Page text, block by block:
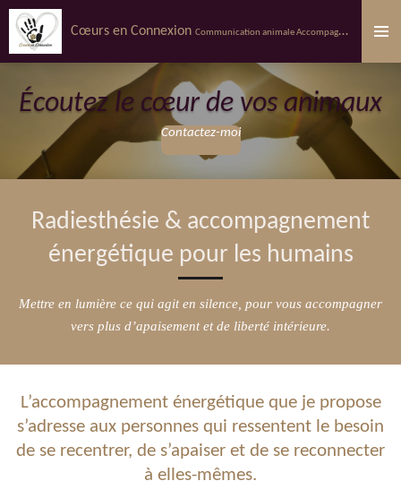
Passer
au
contenu
principal
Cœurs en Connexion Communication animale Accompagnement
Écoutez le cœur de vos animaux
Contactez-moi
Radiesthésie & accompagnement
énergétique pour les humains
Mettre en lumière ce qui agit en silence, pour vous accompagner
vers plus d’apaisement et de liberté intérieure.
L’accompagnement énergétique que je propose
s’adresse aux personnes qui ressentent le besoin
de se recentrer, de s’apaiser et de se reconnecter
à elles-mêmes.